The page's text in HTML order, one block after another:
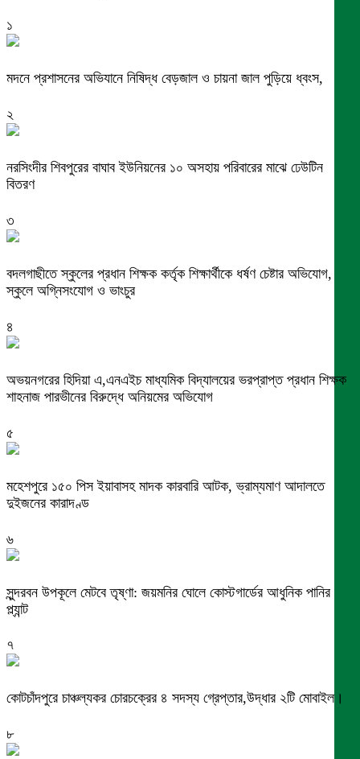
১
মদনে প্রশাসনের অভিযানে নিষিদ্ধ বেড়জাল ও চায়না জাল পুড়িয়ে ধ্বংস,
২
নরসিংদীর শিবপুরের বাঘাব ইউনিয়নের ১০ অসহায় পরিবারের মাঝে ঢেউটিন
বিতরণ
৩
বদলগাছীতে স্কুলের প্রধান শিক্ষক কর্তৃক শিক্ষার্থীকে ধর্ষণ চেষ্টার অভিযোগ,
স্কুলে অগ্নিসংযোগ ও ভাংচুর
৪
অভয়নগরের হিদিয়া এ,এনএইচ মাধ্যমিক বিদ্যালয়ের ভরপ্রাপ্ত প্রধান শিক্ষক
শাহনাজ পারভীনের বিরুদ্ধে অনিয়মের অভিযোগ
৫
মহেশপুরে ১৫০ পিস ইয়াবাসহ মাদক কারবারি আটক, ভ্রাম্যমাণ আদালতে
দুইজনের কারাদণ্ড
৬
সুন্দরবন উপকূলে মেটবে তৃষ্ণা: জয়মনির ঘোলে কোস্টগার্ডের আধুনিক পানির
প্ল্যান্ট
৭
কোটচাঁদপুরে চাঞ্চল্যকর চোরচক্রের ৪ সদস্য গ্রেপ্তার,উদ্ধার ২টি মোবাইল।
৮